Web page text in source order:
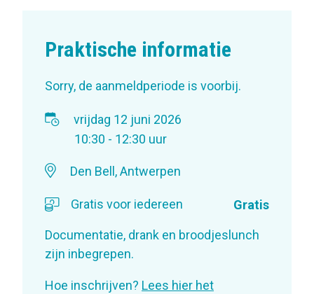
Praktische informatie
Sorry, de aanmeldperiode is voorbij.
vrijdag 12 juni 2026
10:30 - 12:30 uur
Den Bell, Antwerpen
Gratis voor iedereen Gratis
Documentatie, drank en broodjeslunch
zijn inbegrepen.
Hoe inschrijven? Lees hier het